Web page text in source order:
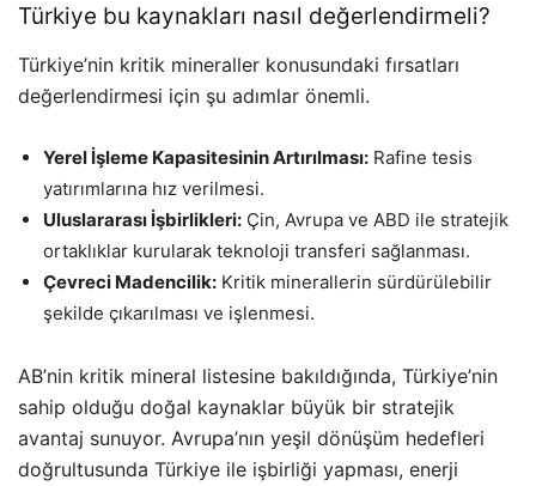
Türkiye bu kaynakları nasıl değerlendirmeli?
Türkiye’nin kritik mineraller konusundaki fırsatları
değerlendirmesi için şu adımlar önemli.
Yerel İşleme Kapasitesinin Artırılması: Rafine tesis
yatırımlarına hız verilmesi.
Uluslararası İşbirlikleri: Çin, Avrupa ve ABD ile stratejik
ortaklıklar kurularak teknoloji transferi sağlanması.
Çevreci Madencilik: Kritik minerallerin sürdürülebilir
şekilde çıkarılması ve işlenmesi.
AB’nin kritik mineral listesine bakıldığında, Türkiye’nin
sahip olduğu doğal kaynaklar büyük bir stratejik
avantaj sunuyor. Avrupa’nın yeşil dönüşüm hedefleri
doğrultusunda Türkiye ile işbirliği yapması, enerji